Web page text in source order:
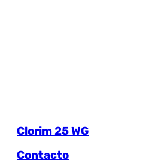
Clorim 25 WG
Contacto